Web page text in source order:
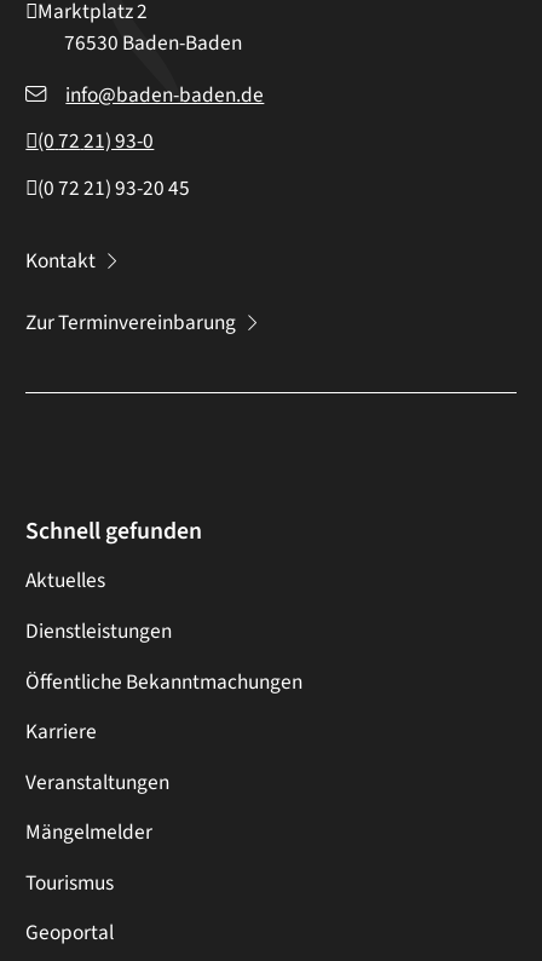
Marktplatz 2
76530 Baden-Baden
info@baden-baden.de
(07221) 93-0
(07221) 93-2045
Kontakt
Zur Terminvereinbarung
Schnell gefunden
Aktuelles
Dienstleistungen
Öffentliche Bekanntmachungen
Karriere
Veranstaltungen
Mängelmelder
Tourismus
Geoportal